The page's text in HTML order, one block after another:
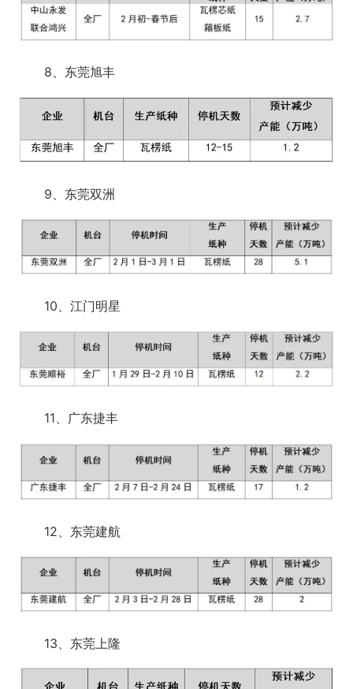
8、东莞旭丰
9、东莞双洲
10、江门明星
11、广东捷丰
12、东莞建航
13、东莞上隆